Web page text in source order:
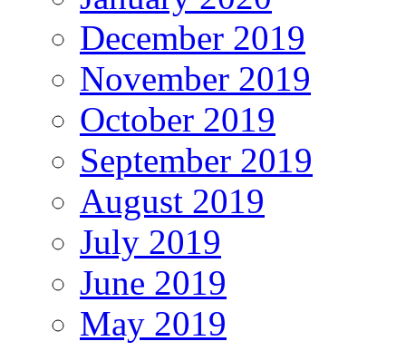
December 2019
November 2019
October 2019
September 2019
August 2019
July 2019
June 2019
May 2019